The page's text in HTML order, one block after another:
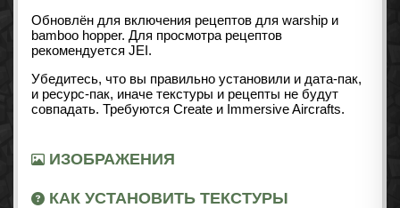
Обновлён для включения рецептов для warship и
bamboo hopper. Для просмотра рецептов
рекомендуется JEI.
Убедитесь, что вы правильно установили и дата-пак,
и ресурс-пак, иначе текстуры и рецепты не будут
совпадать. Требуются Create и Immersive Aircrafts.
ИЗОБРАЖЕНИЯ
КАК УСТАНОВИТЬ ТЕКСТУРЫ